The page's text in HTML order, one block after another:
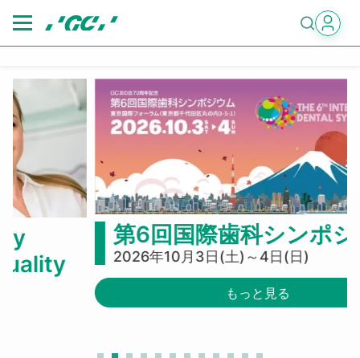
main
第6回国際歯科シンポジウム
2026年10月3日(土)～4日(日)